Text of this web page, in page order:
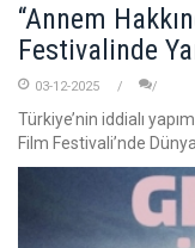
“Annem
Festivalinde
03-12-2025
Türkiye’nin iddialı
Film Festivali’nde